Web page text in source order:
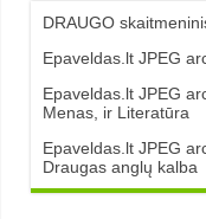
DRAUGO
Epaveldas.lt JPEG
Epaveldas.lt JPEG
Menas, ir Literatūra
Epaveldas.lt JPEG
Draugas anglų kalba